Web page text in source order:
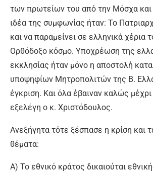
των πρωτείων του από την Μόσχα και
ιδέα της συμφωνίας ήταν: Το
και να παραμείνει σε ελληνικά χέρια
Ορθόδοξο κόσμο. Υποχρέωση της
εκκλησίας ήταν μόνο η αποστολή
υποψηφίων Μητροπολιτών της Β.
έγκριση. Και όλα έβαιναν καλώς
εξελέγη ο κ. Χριστόδουλος.
Ανεξήγητα τότε ξέσπασε η κρίση και
θέματα:
Α) Το εθνικό κράτος δικαιούται